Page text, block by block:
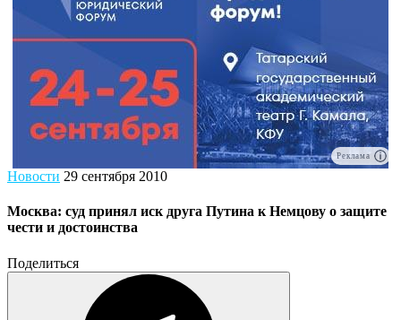
Реклама
Новости 29 сентября 2010
Москва: суд принял иск друга Путина к Немцову о защите
чести и достоинства
Поделиться